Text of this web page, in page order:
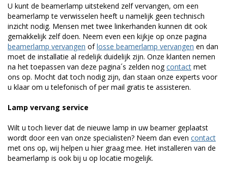
U kunt de beamerlamp uitstekend zelf vervangen, om een
beamerlamp te verwisselen heeft u namelijk geen technisch
inzicht nodig. Mensen met twee linkerhanden kunnen dit ook
gemakkelijk zelf doen. Neem even een kijkje op onze pagina
beamerlamp vervangen oflosse beamerlamp vervangen en dan
moet de installatie al redelijk duidelijk zijn. Onze klanten nemen
na het toepassen van deze pagina´s zelden nogcontact met
ons op. Mocht dat toch nodig zijn, dan staan onze experts voor
u klaar om u telefonisch of per mail gratis te assisteren.
Lamp vervang service
Wilt u toch liever dat de nieuwe lamp in uw beamer geplaatst
wordt door een van onze specialisten? Neem dan even contact
met ons op, wij helpen u hier graag mee. Het installeren van de
beamerlamp is ook bij u op locatie mogelijk.